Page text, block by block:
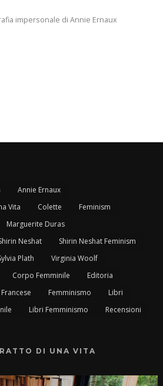
impersonale di Annie Ernaux
Annie Ernaux
Vita
Colette
Feminism
Marguerite Duras
Neshat
Shirin Neshat Feminism
Plath
Virginia Woolf
Corpo Femminile
Editoria
Femminismo
Libri
Libri Femminismo
Recensioni
DI UNA VITA